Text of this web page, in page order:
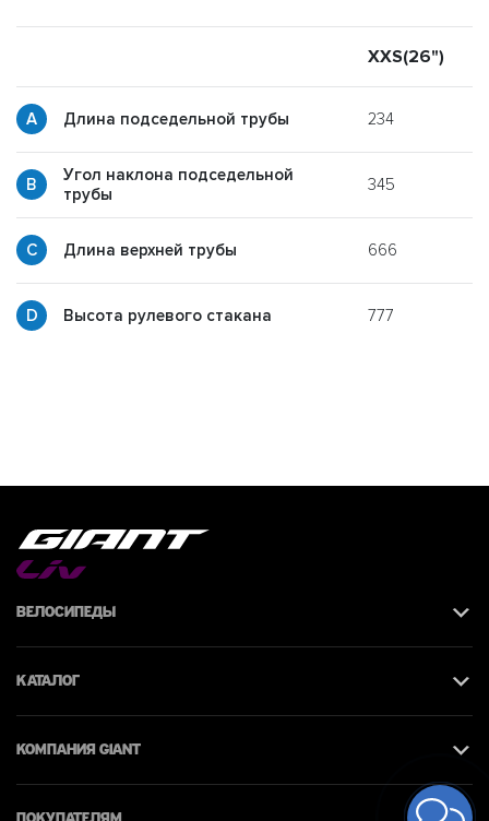
XXS(26")
Длина подседельной трубы 234
Угол наклона подседельной
трубы
345
Длина верхней трубы 666
Высота рулевого стакана 777
Велосипеды
Каталог
КОМПАНИЯ giant